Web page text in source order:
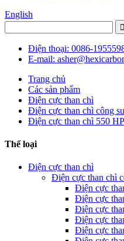
English
Điện thoại: 0086-
E-mail:
Trang chủ
Các sản phẩm
Điện cực than chì
Điện cực than chì công
Điện cực than chì 550 HP
Thể loại
Điện cực than chì
Điện cực than chì
Điện cực
Điện cực
Điện cực
Điện cực
Điện cực